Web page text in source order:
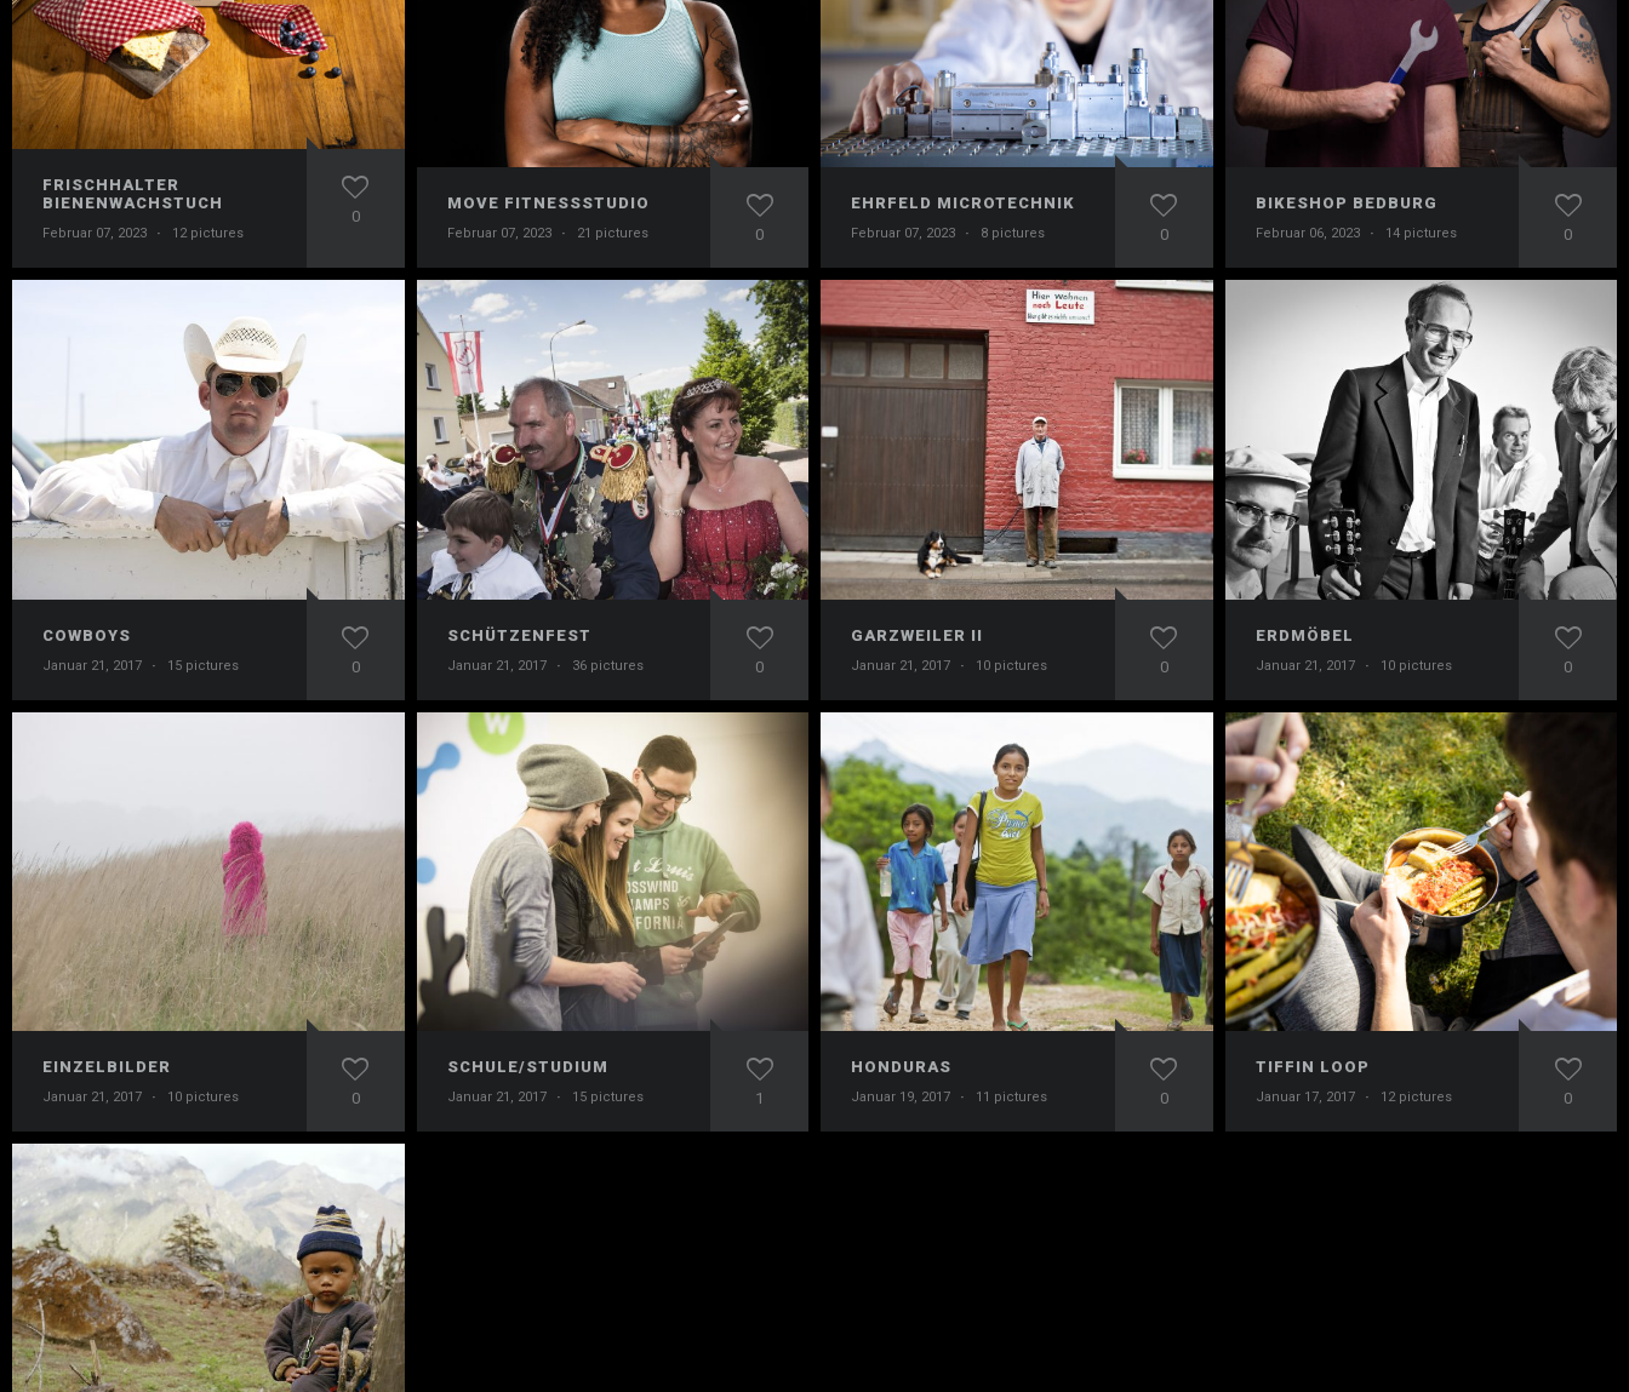
FRISCHHALTER
BIENENWACHSTUCH
Februar 07, 2023 · 12 pictures
0
MOVE FITNESSSTUDIO
Februar 07, 2023 · 21 pictures 0
EHRFELD MICROTECHNIK
Februar 07, 2023 · 8 pictures 0
BIKESHOP BEDBURG
Februar 06, 2023 · 14 pictures 0
COWBOYS
Januar 21, 2017 · 15 pictures 0
SCHÜTZENFEST
Januar 21, 2017 · 36 pictures 0
GARZWEILER II
Januar 21, 2017 · 10 pictures 0
ERDMÖBEL
Januar 21, 2017 · 10 pictures 0
EINZELBILDER
Januar 21, 2017 · 10 pictures 0
SCHULE/STUDIUM
Januar 21, 2017 · 15 pictures 1
HONDURAS
Januar 19, 2017 · 11 pictures 0
TIFFIN LOOP
Januar 17, 2017 · 12 pictures 0